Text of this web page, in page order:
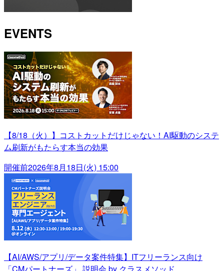
EVENTS
【8/18（火）】コストカットだけじゃない！AI駆動のシステ
ム刷新がもたらす本当の効果
開催前2026年8月18日(火) 15:00
【AI/AWS/アプリ/データ案件特集】ITフリーランス向け